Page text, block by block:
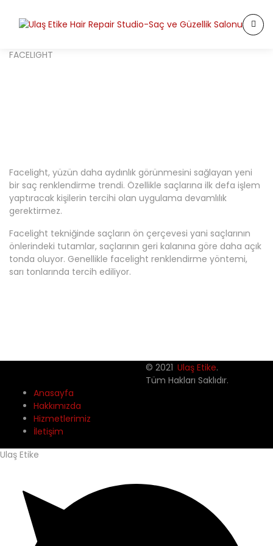
FACELIGHT
Facelight, yüzün daha aydınlık görünmesini sağlayan yeni
bir saç renklendirme trendi. Özellikle saçlarına ilk defa işlem
yaptıracak kişilerin tercihi olan uygulama devamlılık
gerektirmez.
Facelight tekniğinde saçların ön çerçevesi yani saçlarının
önlerindeki tutamlar, saçlarının geri kalanına göre daha açık
tonda oluyor. Genellikle facelight renklendirme yöntemi,
sarı tonlarında tercih ediliyor.
© 2021 Ulaş Etike.
Tüm Hakları Saklıdır.
Anasayfa
Hakkımızda
Hizmetlerimiz
İletişim
Ulaş Etike